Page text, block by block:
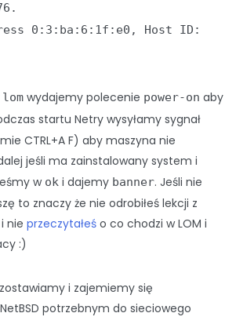
0:3:ba:6:1f:e0, Host ID:
lom wydajemy polecenie power-on aby
startu Netry wysyłamy sygnał
CTRL+A F) aby maszyna nie
jeśli ma zainstalowany system i
w ok i dajemy banner. Jeśli nie
to znaczy że nie odrobiłeś lekcji z
nie przeczytałeś o co chodzi w LOM i
:)
i zajemiemy się
potrzebnym do sieciowego